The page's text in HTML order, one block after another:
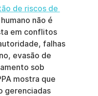
de riscos de
não é
em conflitos
falhas
evasão de
sob
mostra que
gerenciadas